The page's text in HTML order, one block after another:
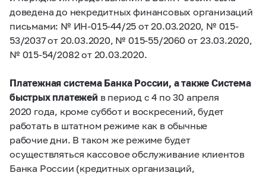
доведена до некредитных финансовых организаций
письмами: № ИН-015-44/25 от 20.03.2020, № 015-
53/2037 от 20.03.2020, № 015-55/2060 от 23.03.2020,
№ 015-54/2082 от 20.03.2020.
Платежная система Банка России, а также Система
быстрых платежей в период с 4 по 30 апреля
2020 года, кроме суббот и воскресений, будет
работать в штатном режиме как в обычные
рабочие дни. В таком же режиме будет
осуществляться кассовое обслуживание клиентов
Банка России (кредитных организаций,